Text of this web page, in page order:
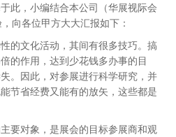
此，小编结合本公司（华展视际会
向各位甲方大大汇报如下：
的文化活动，其间有很多技巧。搞
的作用，达到少花钱多办事的目
。因此，对参展进行科学研究，并
节省经费又能有的放矢，这些都是
要对象，是展会的目标参展商和观